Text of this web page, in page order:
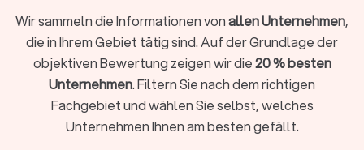
Unternehmen führen
Einkünfte aus Vermietung, Kapitalvermögen oder anderen
Einkunftsarten haben
Komplexe steuerliche Sachverhalte vorliegen wie
Auslandseinkünfte, Erbschaften oder Beteiligungen
Laufende Buchhaltung, Jahresabschlüsse oder
Wir sammeln die Informationen vonallen Unternehmen,
die in Ihrem Gebiet tätig sind. Auf der Grundlage der
objektiven Bewertung zeigen wir die20 % besten
Unternehmen. Filtern Sie nach dem richtigen
Fachgebiet und wählen Sie selbst, welches
Unternehmen Ihnen am besten gefällt.